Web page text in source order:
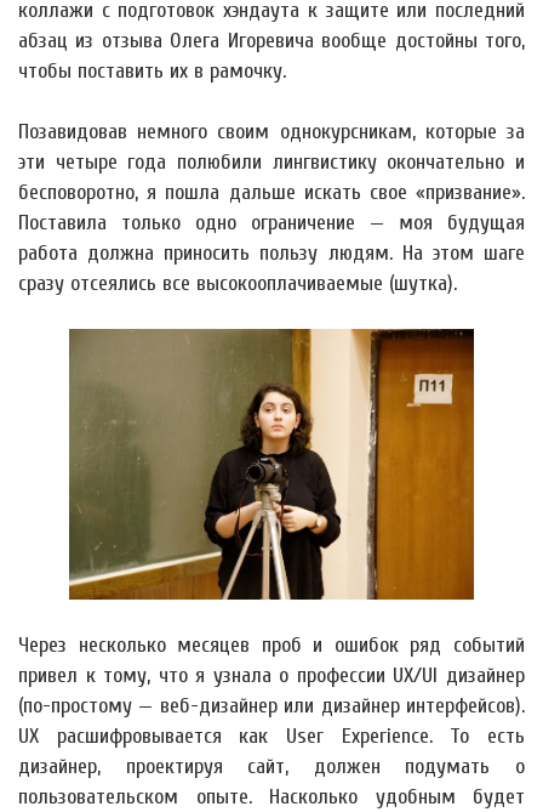
коллажи с подготовок хэндаута к защите или последний
абзац из отзыва Олега Игоревича вообще достойны того,
чтобы поставить их в рамочку.
Позавидовав немного своим однокурсникам, которые за
эти четыре года полюбили лингвистику окончательно и
бесповоротно, я пошла дальше искать свое «призвание».
Поставила только одно ограничение — моя будущая
работа должна приносить пользу людям. На этом шаге
сразу отсеялись все высокооплачиваемые (шутка).
Через несколько месяцев проб и ошибок ряд событий
привел к тому, что я узнала о профессии UX/UI дизайнер
(по-простому — веб-дизайнер или дизайнер интерфейсов).
UX расшифровывается как User Experience. То есть
дизайнер, проектируя сайт, должен подумать о
пользовательском опыте. Насколько удобным будет